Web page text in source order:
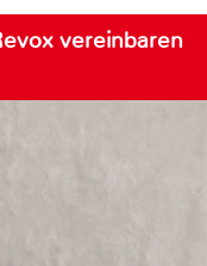
vereinbaren